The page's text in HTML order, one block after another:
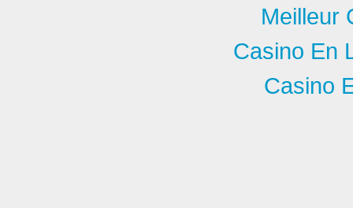
Meilleur
Casino En
Casino